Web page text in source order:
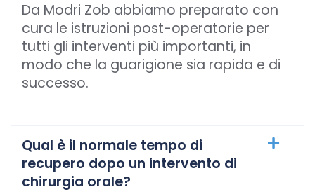
Da Modri Zob abbiamo preparato con
cura le istruzioni post-operatorie per
tutti gli interventi più importanti, in
modo che la guarigione sia rapida e di
successo.
Qual è il normale tempo di
recupero dopo un intervento di
chirurgia orale?